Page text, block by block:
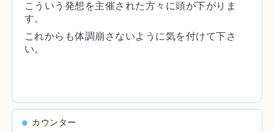
こういう発想を主催された方々に頭が下がりま
す。
これからも体調崩さないように気を付けて下さ
い。
カウンター